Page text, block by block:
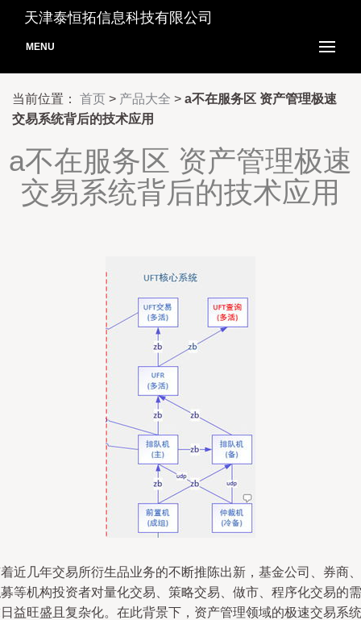
天津泰恒拓信息科技有限公司
MENU
当前位置： 首页 > 产品大全 > a不在服务区 资产管理极速
交易系统背后的技术应用
a不在服务区 资产管理极速
交易系统背后的技术应用
近几年交易所衍生品业务的不断推陈出新，基金公司、券商、
等机构投资者对量化交易、策略交易、做市、程序化交易的需
益旺盛且复杂化。在此背景下，资产管理领域的极速交易系统